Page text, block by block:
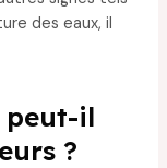
des eaux, il
peut-il
?